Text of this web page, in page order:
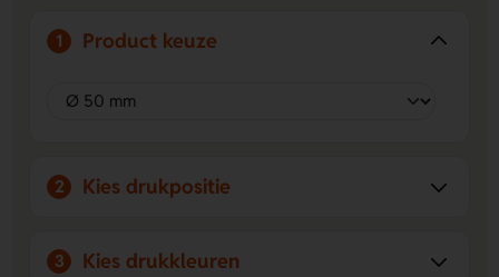
weersomstandigheden. Met deze duidelijke en opvallende
het belang van het dragen van een veiligheidsjas met hoge
Zichtbaarheid Verplicht Sticker op een goed zichtbare locatie
om te voldoen aan de geldende veiligheidsvoorschriften en
Wij bieden het grootste aanbod van Nederland aan met
1 Product keuze
2 Kies drukpositie
3 Kies drukkleuren